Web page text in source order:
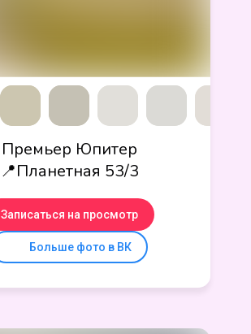
Премьер Юпитер
📍Планетная 53/3
Записаться на просмотр
Больше фото в ВК